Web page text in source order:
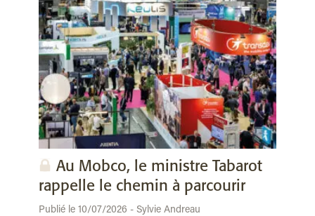
Au Mobco, le ministre Tabarot
rappelle le chemin à parcourir
Publié le 10/07/2026 - Sylvie Andreau